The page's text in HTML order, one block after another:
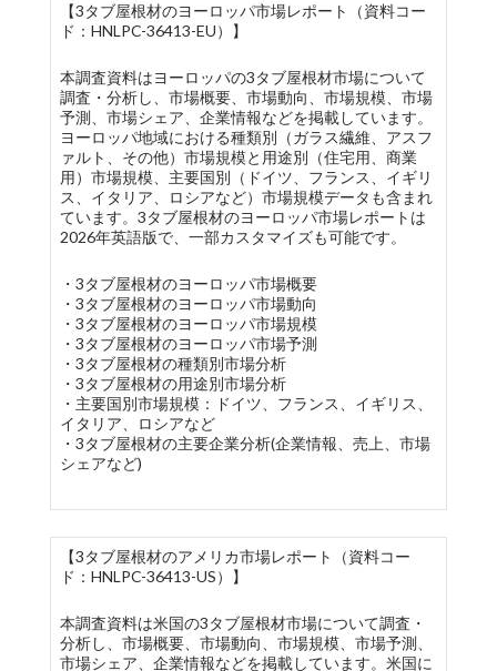
【3タブ屋根材のヨーロッパ市場レポート（資料コー
ド：HNLPC-36413-EU）】
本調査資料はヨーロッパの3タブ屋根材市場について
調査・分析し、市場概要、市場動向、市場規模、市場
予測、市場シェア、企業情報などを掲載しています。
ヨーロッパ地域における種類別（ガラス繊維、アスフ
ァルト、その他）市場規模と用途別（住宅用、商業
用）市場規模、主要国別（ドイツ、フランス、イギリ
ス、イタリア、ロシアなど）市場規模データも含まれ
ています。3タブ屋根材のヨーロッパ市場レポートは
2026年英語版で、一部カスタマイズも可能です。
・3タブ屋根材のヨーロッパ市場概要
・3タブ屋根材のヨーロッパ市場動向
・3タブ屋根材のヨーロッパ市場規模
・3タブ屋根材のヨーロッパ市場予測
・3タブ屋根材の種類別市場分析
・3タブ屋根材の用途別市場分析
・主要国別市場規模：ドイツ、フランス、イギリス、
イタリア、ロシアなど
・3タブ屋根材の主要企業分析(企業情報、売上、市場
シェアなど)
【3タブ屋根材のアメリカ市場レポート（資料コー
ド：HNLPC-36413-US）】
本調査資料は米国の3タブ屋根材市場について調査・
分析し、市場概要、市場動向、市場規模、市場予測、
市場シェア、企業情報などを掲載しています。米国に